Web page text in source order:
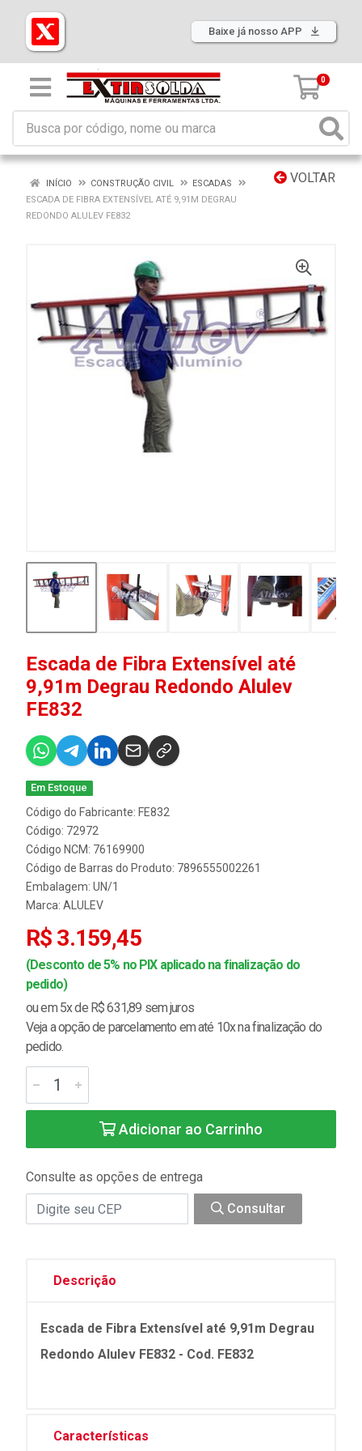
Baixe já nosso APP
0
VOLTAR
INÍCIO CONSTRUÇÃO CIVIL
ESCADAS
ESCADA DE FIBRA EXTENSÍVEL ATÉ 9,91M DEGRAU
REDONDO ALULEV FE832
Escada de Fibra Extensível até
9,91m Degrau Redondo Alulev
FE832
Em Estoque
Código do Fabricante: FE832
Código: 72972
Código NCM: 76169900
Código de Barras do Produto: 7896555002261
Embalagem: UN/1
Marca: ALULEV
R$ 3.159,45
(Desconto de 5% no PIX aplicado na finalização do
pedido)
ou em 5x de R$ 631,89 sem juros
Veja a opção de parcelamento em até 10x na finalização do
pedido.
Adicionar ao Carrinho
Consulte as opções de entrega
Consultar
Descrição
Escada de Fibra Extensível até 9,91m Degrau
Redondo Alulev FE832 - Cod. FE832
Características